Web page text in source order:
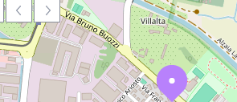
Loading Maps